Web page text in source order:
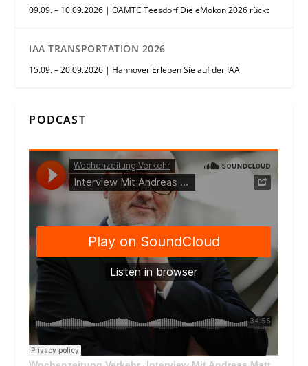
09.09. – 10.09.2026 | ÖAMTC Teesdorf Die eMokon 2026 rückt
IAA TRANSPORTATION 2026
15.09. – 20.09.2026 | Hannover Erleben Sie auf der IAA
PODCAST